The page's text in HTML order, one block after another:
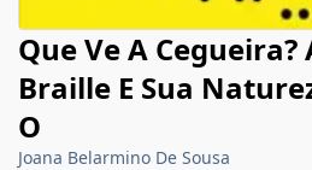
Que Ve A Cegueira?
Braille E Sua
O
Joana Belarmino De Sousa